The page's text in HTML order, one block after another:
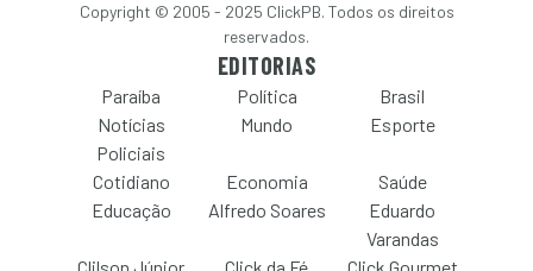
Copyright © 2005 - 2025 ClickPB. Todos os direitos
reservados.
EDITORIAS
Paraíba Política
Brasil
Notícias
Policiais
Mundo Esporte
Cotidiano Economia
Saúde
Educação
Alfredo Soares
Eduardo
Varandas